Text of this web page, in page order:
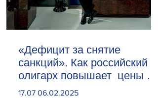
«Дефицит за снятие
санкций». Как российский
олигарх повышает цены на
сливочное масло
17.07 06.02.2025